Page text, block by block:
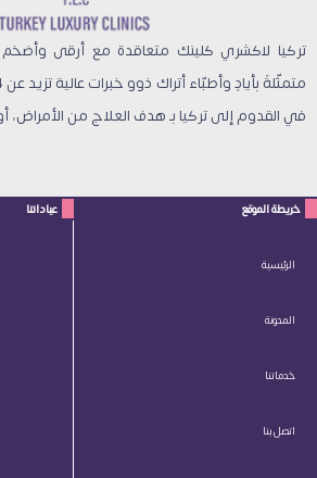
تركيا لاكشري كلينك متعاقدة مع أرقى وأضخم
في القدوم إلى تركيا بـ هدف العلاج من الأمراض،
خريطة الموقع
الرئيسية
المدونة
خدماتنا
اتصل بنا
عياداتنا